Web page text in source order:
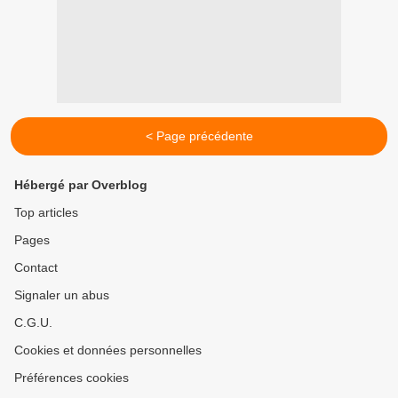
< Page précédente
Hébergé par Overblog
Top articles
Pages
Contact
Signaler un abus
C.G.U.
Cookies et données personnelles
Préférences cookies